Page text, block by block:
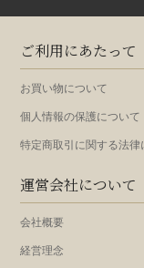
ご利用にあたって
お買い物について
個人情報の保護について
特定商取引に関する法律
運営会社について
会社概要
経営理念